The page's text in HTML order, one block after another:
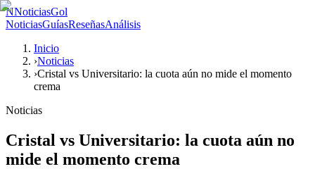
NNoticiasGol
NoticiasGuíasReseñasAnálisis
Inicio
›Noticias
›Cristal vs Universitario: la cuota aún no mide el momento
crema
Noticias
Cristal vs Universitario: la cuota aún no
mide el momento crema